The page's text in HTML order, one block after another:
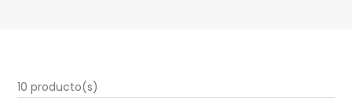
10 producto(s)